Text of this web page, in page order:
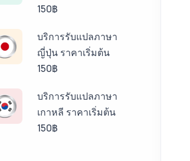
150฿
บริการรับแปลภาษา
ญี่ปุ่น ราคาเริ่มต้น
150฿
บริการรับแปลภาษา
เกาหลี ราคาเริ่มต้น
150฿